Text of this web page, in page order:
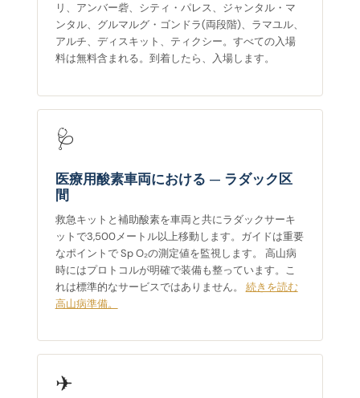
リ、アンバー砦、シティ・パレス、ジャンタル・マ
ンタル、グルマルグ・ゴンドラ(両段階)、ラマユル、
アルチ、ディスキット、ティクシー。すべての入場
料は無料含まれる。到着したら、入場します。
🩺
医療用酸素車両における — ラダック区
間
救急キットと補助酸素を車両と共にラダックサーキ
ットで3,500メートル以上移動します。ガイドは重要
なポイントで Sp O₂の測定値を監視します。 高山病
時にはプロトコルが明確で装備も整っています。こ
れは標準的なサービスではありません。 続きを読む
高山病準備。
✈